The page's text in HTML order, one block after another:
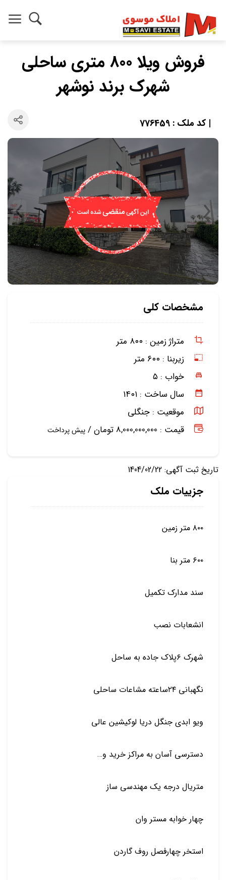
فروش ویلا 800 متری ساحلی
شهرک برند نوشهر
| کد ملک : 776459
مشخصات کلی
متراژ زمین : ۸۰۰ متر
زیربنا : ۶۰۰ متر
خواب : ۵
سال ساخت : ۱۴۰۱
موقعیت : جنگلی
قیمت : 8,000,000,000 تومان /
پیش پرداخت
تاریخ ثبت آگهی: 1404/02/22
جزییات ملک
۸۰۰ متر زمین
۶۰۰ متر بنا
سند مدارک تکمیل
انشعابات نصب
شهرک ۶پلاک جاده به ساحل
نگهبانی ۲۴ساعته مشاعات ساحلی
ویو ابدی جنگل دریا لوکیشین عالی
دسترسی آسان به مراكز خريد و…
متریال درجه یک مهندسی ساز
چهار خوابه مستر وان
استخر چهارفصل روف گاردن